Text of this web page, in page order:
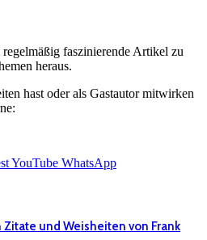
faszinierende Artikel zu
heraus.
hast oder als Gastautor mitwirken
YouTube WhatsApp
Zitate und Weisheiten von Frank